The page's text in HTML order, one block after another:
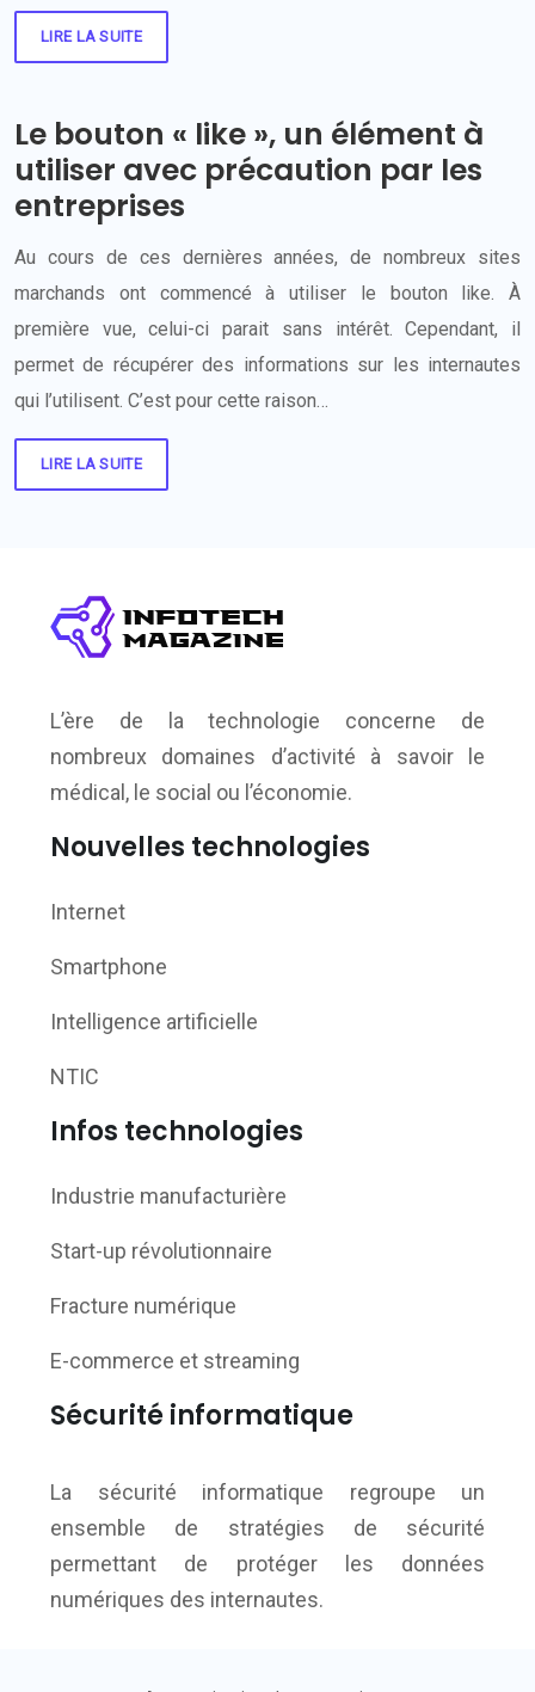
LIRE LA SUITE
Le bouton « like », un élément à
utiliser avec précaution par les
entreprises
Au cours de ces dernières années, de nombreux sites
marchands ont commencé à utiliser le bouton like. À
première vue, celui-ci parait sans intérêt. Cependant, il
permet de récupérer des informations sur les internautes
qui l’utilisent. C’est pour cette raison…
LIRE LA SUITE
L’ère de la technologie concerne de
nombreux domaines d’activité à savoir le
médical, le social ou l’économie.
Nouvelles technologies
Internet
Smartphone
Intelligence artificielle
NTIC
Infos technologies
Industrie manufacturière
Start-up révolutionnaire
Fracture numérique
E-commerce et streaming
Sécurité informatique
La sécurité informatique regroupe un
ensemble de stratégies de sécurité
permettant de protéger les données
numériques des internautes.